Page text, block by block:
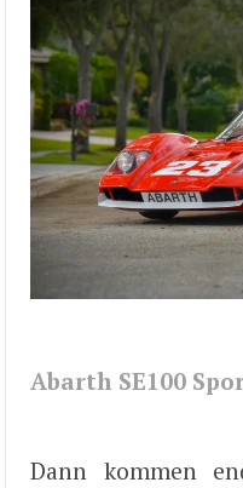
Abarth SE100
Dann kommen